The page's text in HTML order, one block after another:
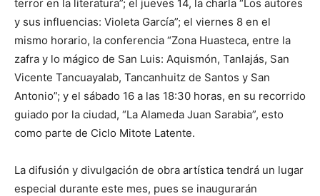
terror en la literatura”; el jueves 14, la charla “Los autores
y sus influencias: Violeta García”; el viernes 8 en el
mismo horario, la conferencia “Zona Huasteca, entre la
zafra y lo mágico de San Luis: Aquismón, Tanlajás, San
Vicente Tancuayalab, Tancanhuitz de Santos y San
Antonio”; y el sábado 16 a las 18:30 horas, en su recorrido
guiado por la ciudad, “La Alameda Juan Sarabia”, esto
como parte de Ciclo Mitote Latente.
La difusión y divulgación de obra artística tendrá un lugar
especial durante este mes, pues se inaugurarán